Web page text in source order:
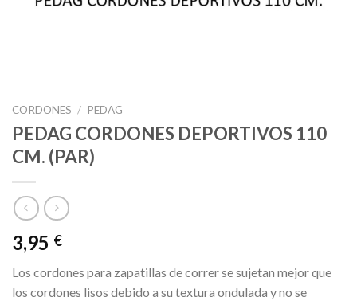
CORDONES / PEDAG
PEDAG CORDONES DEPORTIVOS 110
CM. (PAR)
3,95 €
Los cordones para zapatillas de correr se sujetan mejor que
los cordones lisos debido a su textura ondulada y no se